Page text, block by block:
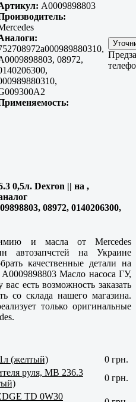
A0009898803
08972,
0,5л. Dexron || на ,
08972, 0140206300,
и масла от Mercedes
автозапчстей на Украине
качественные детали на
Масло насоса ГУ,
есть возможность заказать
со склада нашего магазина.
только оригинальные
(желтый)
0 грн.
руля, MB 236.3
0 грн.
TD 0W30